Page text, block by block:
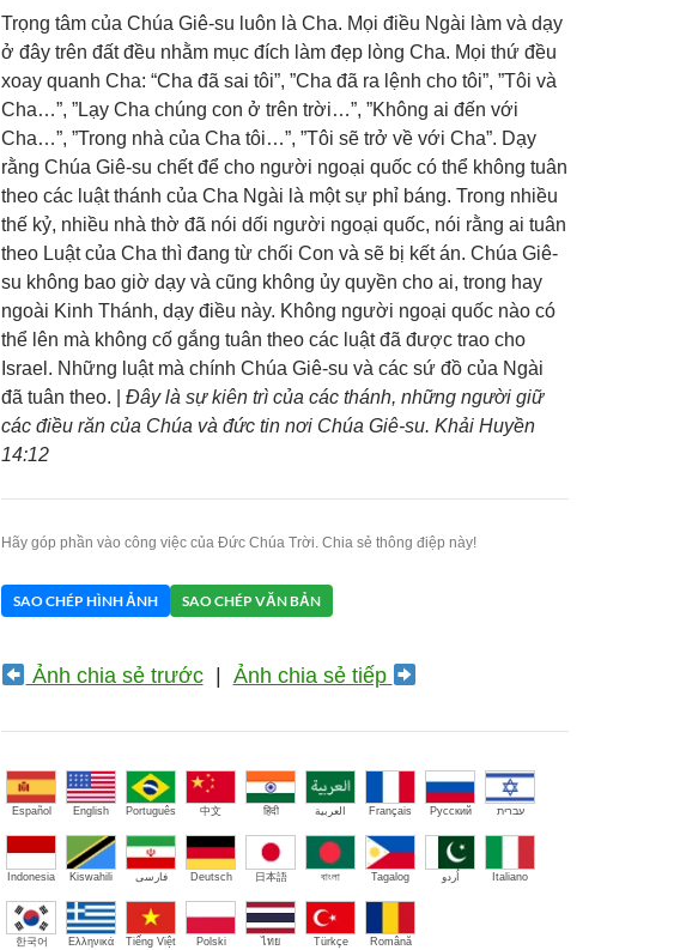
Trọng tâm của Chúa Giê-su luôn là Cha. Mọi điều Ngài làm và dạy
ở đây trên đất đều nhằm mục đích làm đẹp lòng Cha. Mọi thứ đều
xoay quanh Cha: “Cha đã sai tôi”, ”Cha đã ra lệnh cho tôi”, ”Tôi và
Cha…”, ”Lạy Cha chúng con ở trên trời…”, ”Không ai đến với
Cha…”, ”Trong nhà của Cha tôi…”, ”Tôi sẽ trở về với Cha”. Dạy
rằng Chúa Giê-su chết để cho người ngoại quốc có thể không tuân
theo các luật thánh của Cha Ngài là một sự phỉ báng. Trong nhiều
thế kỷ, nhiều nhà thờ đã nói dối người ngoại quốc, nói rằng ai tuân
theo Luật của Cha thì đang từ chối Con và sẽ bị kết án. Chúa Giê-
su không bao giờ dạy và cũng không ủy quyền cho ai, trong hay
ngoài Kinh Thánh, dạy điều này. Không người ngoại quốc nào có
thể lên mà không cố gắng tuân theo các luật đã được trao cho
Israel. Những luật mà chính Chúa Giê-su và các sứ đồ của Ngài
đã tuân theo. | Đây là sự kiên trì của các thánh, những người giữ
các điều răn của Chúa và đức tin nơi Chúa Giê-su. Khải Huyền
14:12
Hãy góp phần vào công việc của Đức Chúa Trời. Chia sẻ thông điệp này!
SAO CHÉP HÌNH ẢNH SAO CHÉP VĂN BẢN
Ảnh chia sẻ trước| Ảnh chia sẻ tiếp
Español English Português 中文 हिंदी العربية Français Русский עברית
Indonesia Kiswahili فارسی Deutsch 日本語 বাংলা Tagalog اُردو Italiano
한국어 Ελληνικά Tiếng Việt Polski ไทย Türkçe Română